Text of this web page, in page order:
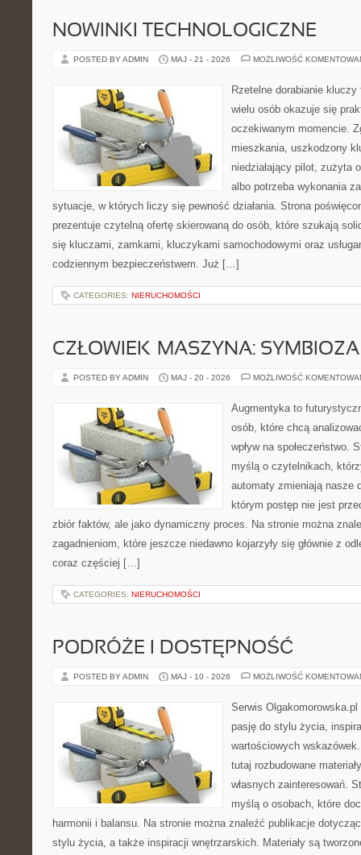
NOWINKI TECHNOLOGICZNE
POSTED BY ADMIN MAJ - 21 - 2026 MOŻLIWOŚĆ
Rzetelne dorabianie
wielu osób okazuje się
oczekiwanym momencie.
mieszkania, uszkodzony
niedziałający pilot, zużyta
albo potrzeba wykonania
sytuacje, w których liczy się pewność działania. Strona
prezentuje czytelną ofertę skierowaną do osób, które szukają
się kluczami, zamkami, kluczykami samochodowymi oraz
codziennym bezpieczeństwem. Już […]
CATEGORIES: NIERUCHOMOŚCI
CZŁOWIEK–MASZYNA: SYMBIOZA
POSTED BY ADMIN MAJ - 20 - 2026 MOŻLIWOŚĆ
Augmentyka to
osób, które chcą
wpływ na społeczeństwo.
myślą o czytelnikach,
automaty zmieniają nasze
którym postęp nie jest
zbiór faktów, ale jako dynamiczny proces. Na stronie można
zagadnieniom, które jeszcze niedawno kojarzyły się głównie z
coraz częściej […]
CATEGORIES: NIERUCHOMOŚCI
PODRÓŻE I DOSTĘPNOŚĆ
POSTED BY ADMIN MAJ - 10 - 2026 MOŻLIWOŚĆ
Serwis
pasję do stylu życia,
wartościowych
tutaj rozbudowane
własnych zainteresowań.
myślą o osobach, które
harmonii i balansu. Na stronie można znaleźć publikacje
stylu życia, a także inspiracji wnętrzarskich. Materiały są